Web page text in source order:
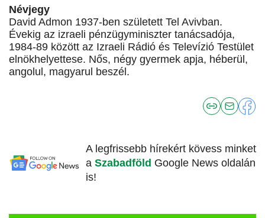
Névjegy
David Admon 1937-ben született Tel Avivban.
Évekig az izraeli pénzügyminiszter tanácsadója,
1984-89 között az Izraeli Rádió és Televízió Testület
elnökhelyettese. Nős, négy gyermek apja, héberül,
angolul, magyarul beszél.
A legfrissebb hírekért kövess minket
a Szabadföld Google News oldalán
is!